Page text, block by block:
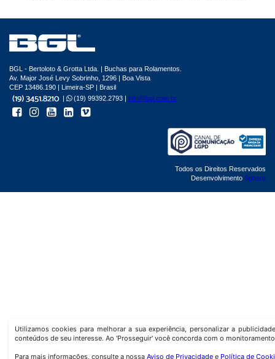
Utilizamos cookies para melhorar a sua experiência, personalizar a
conteúdos de seu interesse. Ao 'Prosseguir' você concorda com o
Para mais informações, consulte a nossa Aviso de Privacidadee Política de
BGL - Bertoloto & Grotta Ltda. | Buchas para Rolamentos.
Av. Major José Levy Sobrinho, 1296 | Boa Vista
CEP 13486.190 | Limeira-SP | Brasil
|
(19) 99392.2793 | info@bgl.com.br
Todos os Direitos Reservados
Desenvolvimento Sphera